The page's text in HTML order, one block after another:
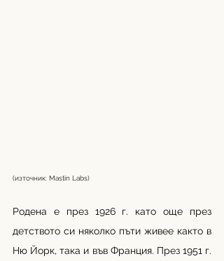
(източник: Mastin Labs)
Родена е през 1926 г. като още през
детството си няколко пъти живее както в
Ню Йорк, така и във Франция. През 1951 г.